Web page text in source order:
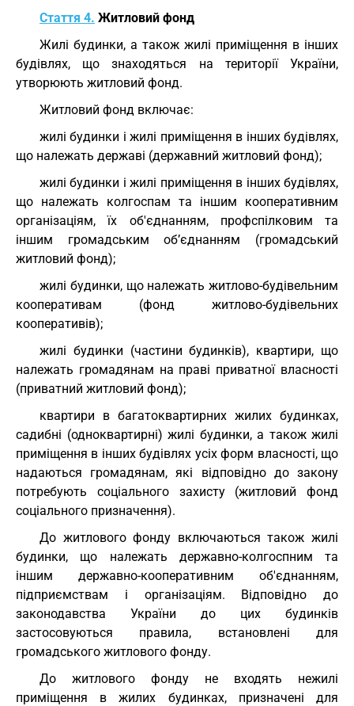
Стаття 4. Житловий фонд
Жилі будинки, а також жилі приміщення в інших
будівлях, що знаходяться на території України,
утворюють житловий фонд.
Житловий фонд включає:
жилі будинки і жилі приміщення в інших будівлях,
що належать державі (державний житловий фонд);
жилі будинки і жилі приміщення в інших будівлях,
що належать колгоспам та іншим кооперативним
організаціям, їх об'єднанням, профспілковим та
іншим громадським об’єднанням (громадський
житловий фонд);
жилі будинки, що належать житлово-будівельним
кооперативам (фонд житлово-будівельних
кооперативів);
жилі будинки (частини будинків), квартири, що
належать громадянам на праві приватної власності
(приватний житловий фонд);
квартири в багатоквартирних жилих будинках,
садибні (одноквартирні) жилі будинки, а також жилі
приміщення в інших будівлях усіх форм власності, що
надаються громадянам, які відповідно до закону
потребують соціального захисту (житловий фонд
соціального призначення).
До житлового фонду включаються також жилі
будинки, що належать державно-колгоспним та
іншим державно-кооперативним об'єднанням,
підприємствам і організаціям. Відповідно до
законодавства України до цих будинків
застосовуються правила, встановлені для
громадського житлового фонду.
До житлового фонду не входять нежилі
приміщення в жилих будинках, призначені для